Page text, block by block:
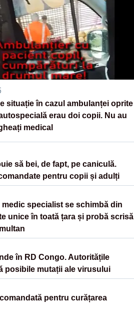
situație în cazul ambulanței oprite
erau doi copii. Nu au
medical
să bei, de fapt, pe caniculă.
pentru copii și adulți
medic specialist se schimbă din
unice în toată țara și probă scrisă
în RD Congo. Autoritățile
posibile mutații ale virusului
pentru curățarea